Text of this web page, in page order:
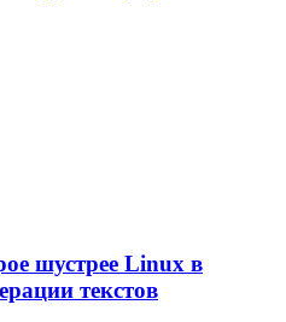
шустрее Linux в
текстов